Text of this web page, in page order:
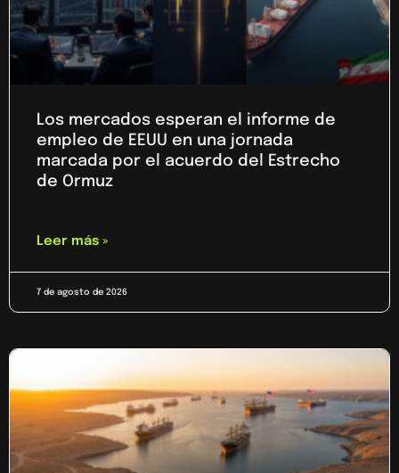
Los mercados esperan el informe de
empleo de EEUU en una jornada
marcada por el acuerdo del Estrecho
de Ormuz
Leer más »
7 de agosto de 2026